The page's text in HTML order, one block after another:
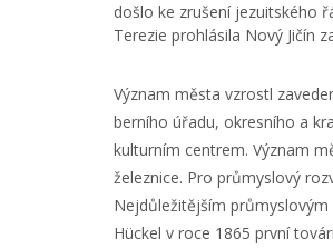
došlo ke zrušení jezuitského
Terezie prohlásila Nový Jičín
Význam města vzrostl
berního úřadu, okresního a
kulturním centrem. Význam
železnice. Pro průmyslový
Nejdůležitějším průmyslovým
Hückel v roce 1865 první